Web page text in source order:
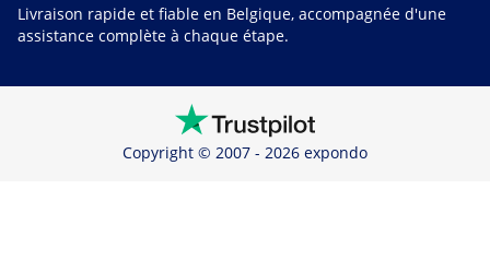
Livraison rapide et fiable en Belgique, accompagnée d'une
assistance complète à chaque étape.
Copyright © 2007 - 2026 expondo